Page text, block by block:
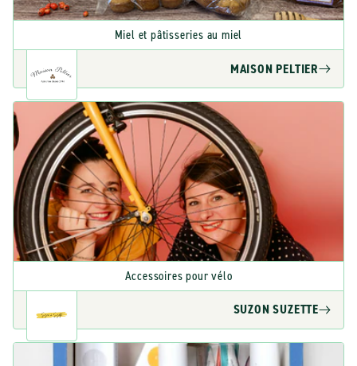
Miel et pâtisseries au miel
MAISON PELTIER
Accessoires pour vélo
SUZON SUZETTE